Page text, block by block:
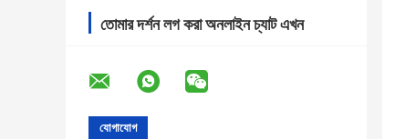
তোমার দর্শন লগ করা অনলাইন চ্যাট এখন